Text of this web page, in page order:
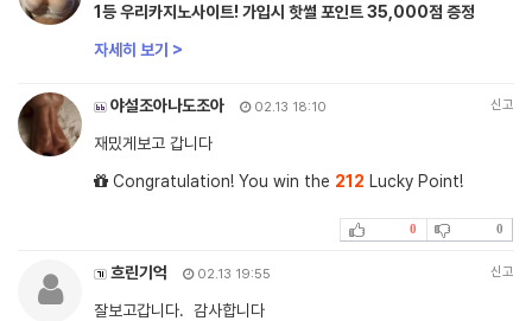
1등 우리카지노사이트! 가입시 핫썰 포인트 35,000점 증정
자세히 보기 >
야설조아나도조아 02.13 18:10 신고
재밌게보고 갑니다
Congratulation! You win the 212 Lucky Point!
0 0
흐린기억 02.13 19:55 신고
잘보고갑니다. 감사합니다